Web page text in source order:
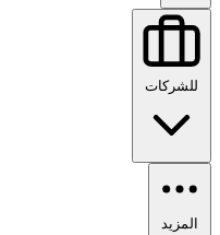
للشركات
المزيد